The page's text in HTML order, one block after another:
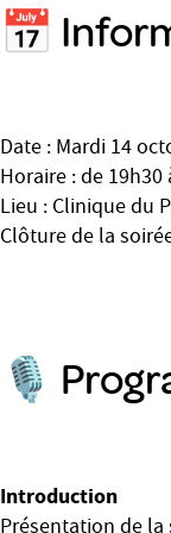
📅
Date : Mardi 14
Horaire : de
Lieu : Clinique du
Clôture de la
🎙️
Introduction